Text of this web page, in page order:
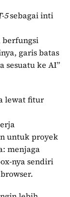
5sebagai inti
berfungsi
garis batas
sesuatu ke AI”
lewat fitur
untuk proyek
menjaga
nya sendiri